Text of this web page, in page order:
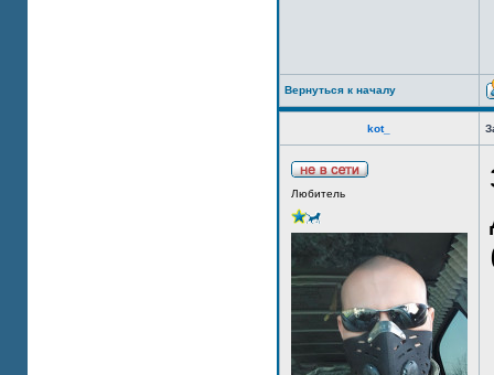
Вернуться к началу
kot_
Любитель